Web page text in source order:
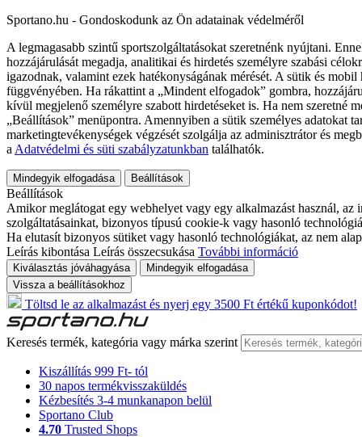
Sportano.hu - Gondoskodunk az Ön adatainak védelméről
A legmagasabb szintű sportszolgáltatásokat szeretnénk nyújtani.
hozzájárulását megadja, analitikai és hirdetés személyre szabási
igazodnak, valamint ezek hatékonyságának mérését. A sütik és
függvényében. Ha rákattint a „Mindent elfogadok” gombra,
kívül megjelenő személyre szabott hirdetéseket is. Ha nem szeretné
„Beállítások” menüpontra. Amennyiben a sütik személyes adatokat
marketingtevékenységek végzését szolgálja az adminisztrátor és
a Adatvédelmi és süti szabályzatunkban találhatók.
Mindegyik elfogadása Beállítások
Beállítások
Amikor meglátogat egy webhelyet vagy egy alkalmazást használ,
szolgáltatásainkat, bizonyos típusú cookie-k vagy hasonló
Ha elutasít bizonyos sütiket vagy hasonló technológiákat, az nem
Leírás kibontása Leírás összecsukása További információ
Kiválasztás jóváhagyása
Mindegyik elfogadása
Vissza a beállításokhoz
Töltsd le az alkalmazást és nyerj egy 3500 Ft értékű kuponkódot!
Keresés termék, kategória vagy márka szerint
Kiszállítás 999 Ft- tól
30 napos termékvisszaküldés
Kézbesítés 3-4 munkanapon belül
Sportano Club
4.70 Trusted Shops